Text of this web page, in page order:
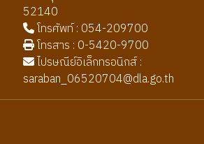
52140
โทรศัพท์ : 054-209700
โทรสาร : 0-5420-9700
ไปรษณีย์อิเล็กทรอนิกส์ :
saraban_06520704@dla.go.th